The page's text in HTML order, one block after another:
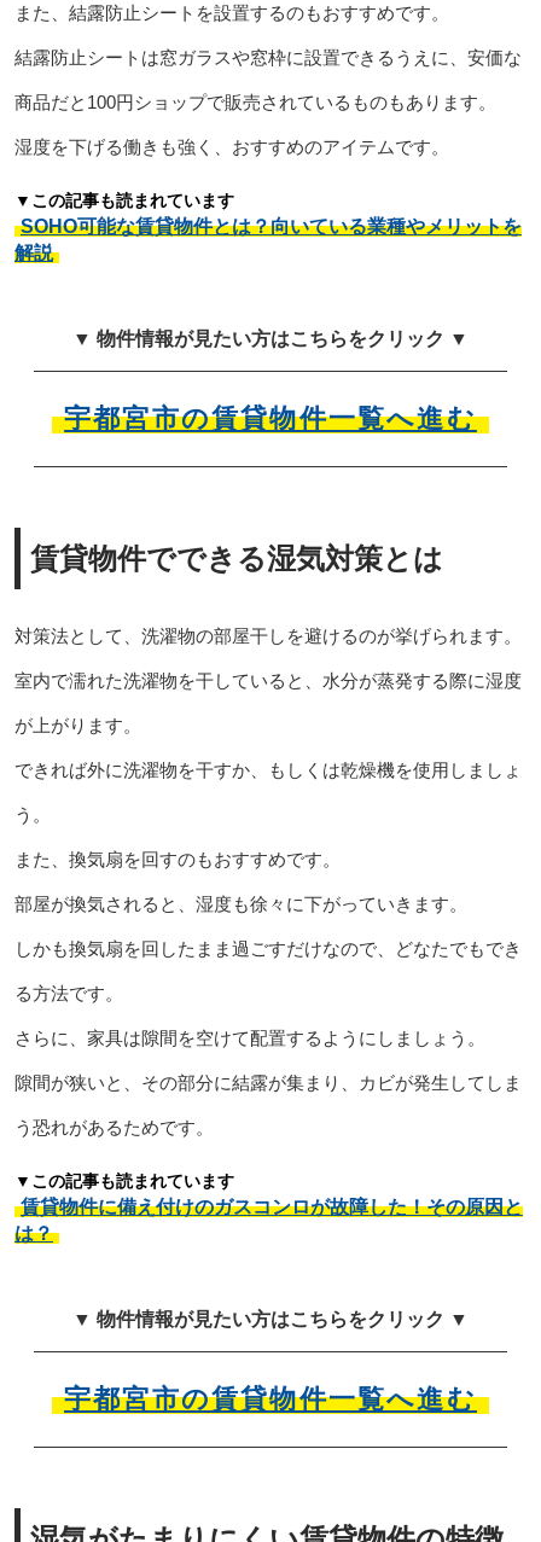
また、結露防止シートを設置するのもおすすめです。
結露防止シートは窓ガラスや窓枠に設置できるうえに、安価な
商品だと100円ショップで販売されているものもあります。
湿度を下げる働きも強く、おすすめのアイテムです。
▼この記事も読まれています
SOHO可能な賃貸物件とは？向いている業種やメリットを
解説
▼ 物件情報が見たい方はこちらをクリック ▼
宇都宮市の賃貸物件一覧へ進む
賃貸物件でできる湿気対策とは
対策法として、洗濯物の部屋干しを避けるのが挙げられます。
室内で濡れた洗濯物を干していると、水分が蒸発する際に湿度
が上がります。
できれば外に洗濯物を干すか、もしくは乾燥機を使用しましょ
う。
また、換気扇を回すのもおすすめです。
部屋が換気されると、湿度も徐々に下がっていきます。
しかも換気扇を回したまま過ごすだけなので、どなたでもでき
る方法です。
さらに、家具は隙間を空けて配置するようにしましょう。
隙間が狭いと、その部分に結露が集まり、カビが発生してしま
う恐れがあるためです。
▼この記事も読まれています
賃貸物件に備え付けのガスコンロが故障した！その原因と
は？
▼ 物件情報が見たい方はこちらをクリック ▼
宇都宮市の賃貸物件一覧へ進む